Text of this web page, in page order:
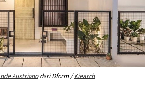
Austrionodari Dform /Kiearch